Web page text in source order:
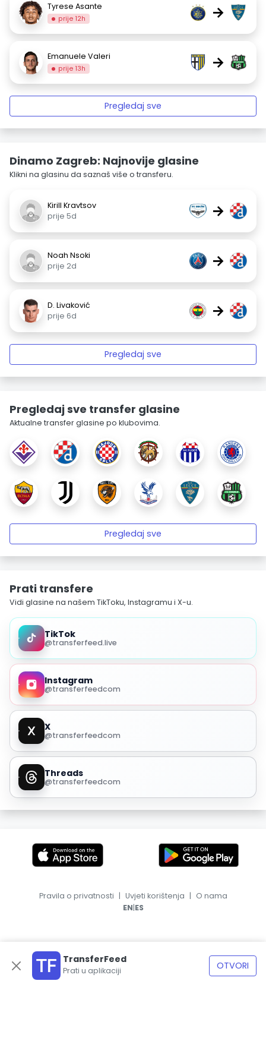
Tyrese Asante
prije 12h →
Emanuele Valeri
prije 13h →
Pregledaj sve
Dinamo Zagreb: Najnovije glasine
Klikni na glasinu da saznaš više o transferu.
Kirill Kravtsov
prije 5d
→
Noah Nsoki
prije 2d
→
D. Livaković
prije 6d
→
Pregledaj sve
Pregledaj sve transfer glasine
Aktualne transfer glasine po klubovima.
Pregledaj sve
Prati transfere
Vidi glasine na našem TikToku, Instagramu i X-u.
TikTok
@transferfeed.live
Instagram
@transferfeedcom
X
@transferfeedcom
Threads
@transferfeedcom
TransferFeed
Prati u aplikaciji OTVORI
Pravila o privatnosti | Uvjeti korištenja | O nama
EN|ES